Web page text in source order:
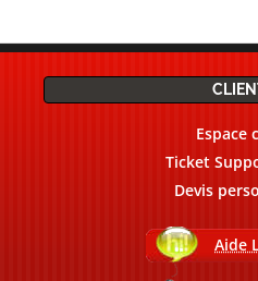
Espace
Ticket
Devis
Aide